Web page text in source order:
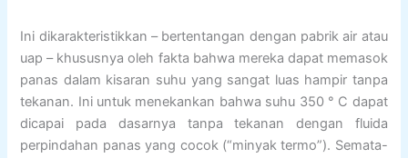
Ini dikarakteristikkan – bertentangan dengan pabrik air atau
uap – khususnya oleh fakta bahwa mereka dapat memasok
panas dalam kisaran suhu yang sangat luas hampir tanpa
tekanan. Ini untuk menekankan bahwa suhu 350 ° C dapat
dicapai pada dasarnya tanpa tekanan dengan fluida
perpindahan panas yang cocok (“minyak termo”). Semata-